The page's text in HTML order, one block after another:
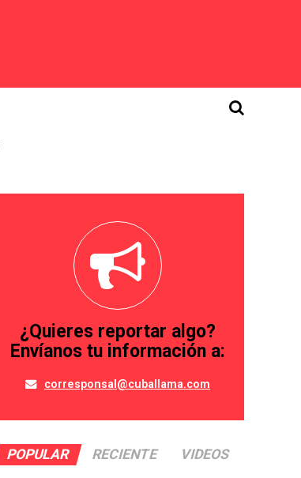
¿Quieres reportar algo?
Envíanos tu información a:
corresponsal@cuballama.com
POPULAR RECIENTE VIDEOS